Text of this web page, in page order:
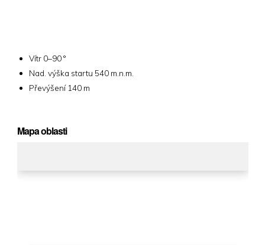
Vítr 0–90 °
Nad. výška startu 540 m.n.m.
Převýšení 140 m
Mapa oblasti